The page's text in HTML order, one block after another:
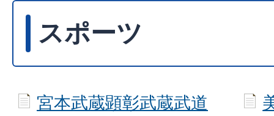
スポーツ
宮本武蔵顕彰武蔵武道